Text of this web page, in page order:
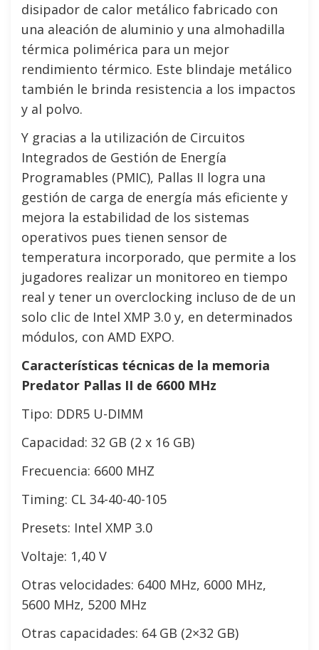
disipador de calor metálico fabricado con
una aleación de aluminio y una almohadilla
térmica polimérica para un mejor
rendimiento térmico. Este blindaje metálico
también le brinda resistencia a los impactos
y al polvo.
Y gracias a la utilización de Circuitos
Integrados de Gestión de Energía
Programables (PMIC), Pallas II logra una
gestión de carga de energía más eficiente y
mejora la estabilidad de los sistemas
operativos pues tienen sensor de
temperatura incorporado, que permite a los
jugadores realizar un monitoreo en tiempo
real y tener un overclocking incluso de de un
solo clic de Intel XMP 3.0 y, en determinados
módulos, con AMD EXPO.
Características técnicas de la memoria
Predator Pallas II de 6600 MHz
Tipo: DDR5 U-DIMM
Capacidad: 32 GB (2 x 16 GB)
Frecuencia: 6600 MHZ
Timing: CL 34-40-40-105
Presets: Intel XMP 3.0
Voltaje: 1,40 V
Otras velocidades: 6400 MHz, 6000 MHz,
5600 MHz, 5200 MHz
Otras capacidades: 64 GB (2×32 GB)